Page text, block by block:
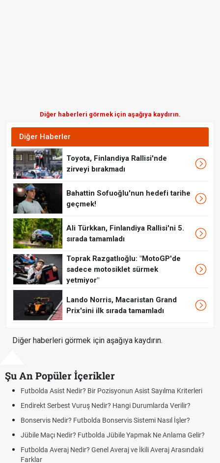
Diğer haberleri görmek için aşağıya kaydırın.
Diğer Haberler
Toyota, Finlandiya Rallisi'nde
zirveyi bırakmadı
Bahattin Sofuoğlu'nun hedefi tarihe
geçmek!
Ali Türkkan, Finlandiya Rallisi'ni 5.
sırada tamamladı
Toprak Razgatlıoğlu: "MotoGP'de
sadece motosiklet sürmek
yetmiyor"
Lando Norris, Macaristan Grand
Prix'sini ilk sırada tamamladı
Diğer haberleri görmek için aşağıya kaydırın.
Şu An Popüler İçerikler
Asist Sayılma Kriterleri
Durumlarda Verilir?
Sistemi Nasıl İşler?
Ne Anlama Gelir?
ve İkili Averaj Arasındaki
Futbolda Ofsayt Nedir? Ofsayt Nasıl
Açık Lise Kayıtları Ne Zaman 2026?
Yenileme ve Yeni Kayıt Tarihleri
Tarihini Duyurdu
Motorine İndirim Var mı? Motorin